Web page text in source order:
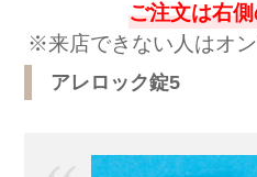
ご注文は右
※来店できない人はオ
アレロック錠5